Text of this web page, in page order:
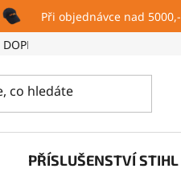
Při objednávce nad 5000,-
DOPRAVA A PLATBA
PŘÍSLUŠENSTVÍ STIHL